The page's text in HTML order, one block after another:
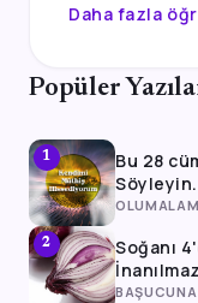
Daha fazla
Popüler
1
Bu 28
Söyleyin.
2
Soğanı
İnanılmaz